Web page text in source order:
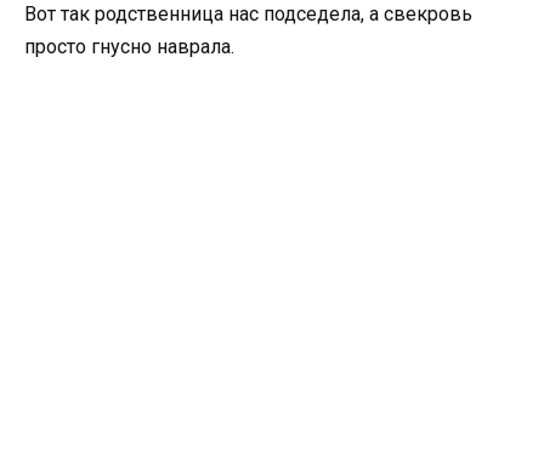
Вот так родственница нас подседела, а свекровь
просто гнусно наврала.